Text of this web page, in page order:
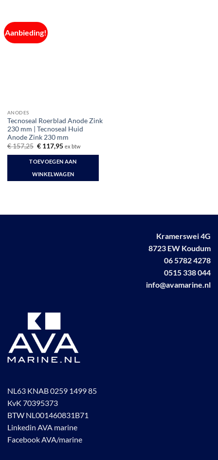
Aanbieding!
ANODES
Tecnoseal Roerblad Anode Zink
230 mm | Tecnoseal Huid
Anode Zink 230 mm
€157,25 Oorspronkelijke
was:
€ 157,25.
€117,95Huidige
is:
€ 117,95.
ex btw
TOEVOEGEN AAN
WINKELWAGEN
Kramerswei 4G
8723 EW Koudum
06 5782 4278
0515 338 044
info@avamarine.nl
NL63 KNAB 0259 1499 85
KvK 70395373
BTW NL001460831B71
Linkedin AVA marine
Facebook AVA/marine